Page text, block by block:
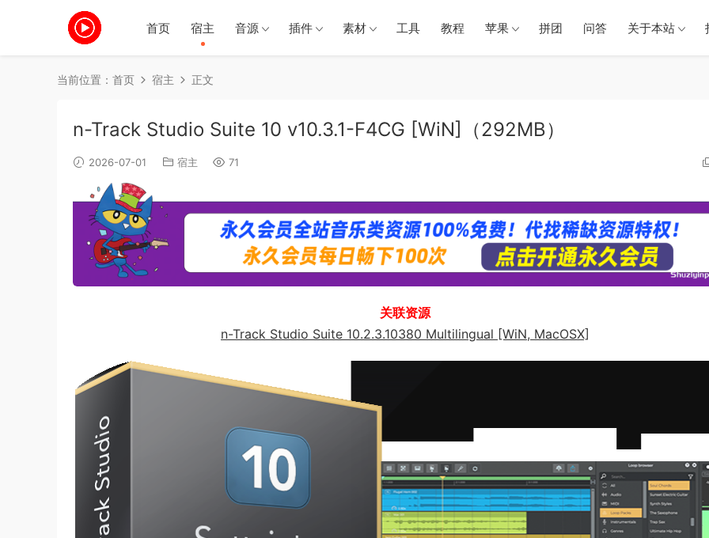
首页 宿主 音源 插件 素材 工具 教程 苹果 拼团 问答 关于本站
当前位置： 首页 宿主 正文
n-Track Studio Suite 10 v10.3.1-F4CG [WiN]（292MB）
2026-07-01 宿主 71
关联资源
n-Track Studio Suite 10.2.3.10380 Multilingual [WiN, MacOSX]